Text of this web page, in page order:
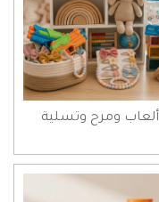
ألعاب ومرح وتسلية